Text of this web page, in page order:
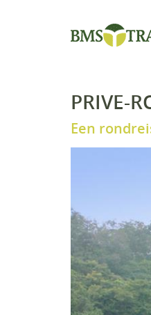
PRIVE-
Een